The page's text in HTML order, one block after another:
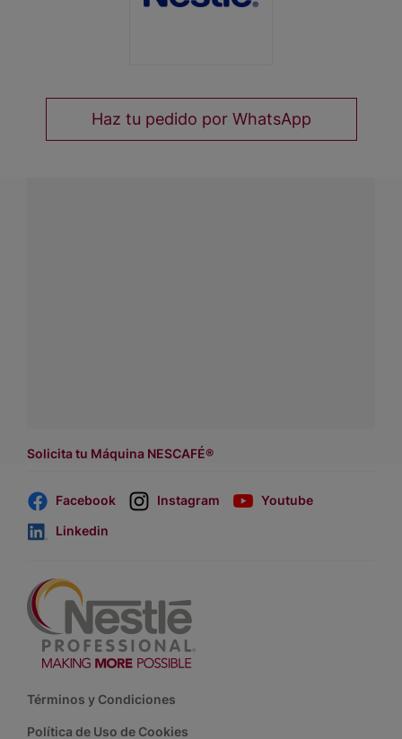
Haz tu pedido por WhatsApp
Solicita tu Máquina NESCAFÉ®
Facebook Instagram
Youtube
Linkedin
Footer
Términos y Condiciones
Política de Uso de Cookies